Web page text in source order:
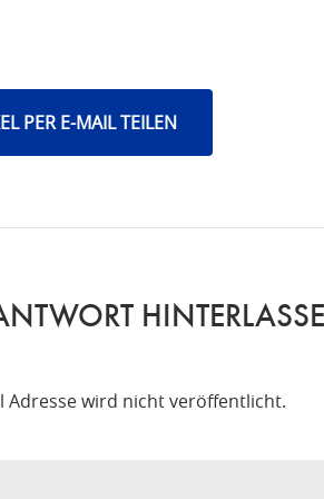
PER E-MAIL TEILEN
Adresse wird nicht veröffentlicht.